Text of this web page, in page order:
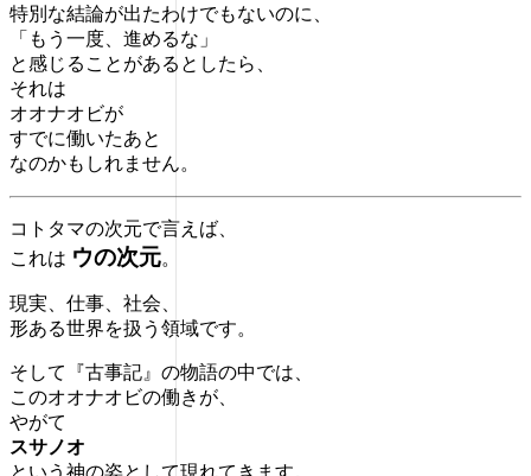
特別な結論が出たわけでもないのに、
「もう一度、進めるな」
と感じることがあるとしたら、
それは
オオナオビが
すでに働いたあと
なのかもしれません。
コトタマの次元で言えば、
これは ウの次元。
現実、仕事、社会、
形ある世界を扱う領域です。
そして『古事記』の物語の中では、
このオオナオビの働きが、
やがて
スサノオ
という神の姿として現れてきます。